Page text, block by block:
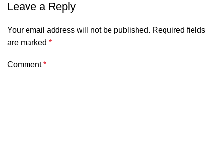
Leave a Reply
Your email address will not be published. Required fields
are marked *
Comment*